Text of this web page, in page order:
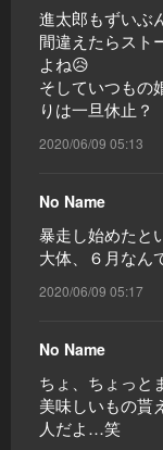
進太郎もずいぶ
間違えたらスト
よね😥
そしていつもの
りは一旦休止？
2020/06/09 05:13
No Name
暴走し始めたと
大体、６月なん
2020/06/09 05:17
No Name
ちょ、ちょっと
美味しいもの貰
人だよ…笑